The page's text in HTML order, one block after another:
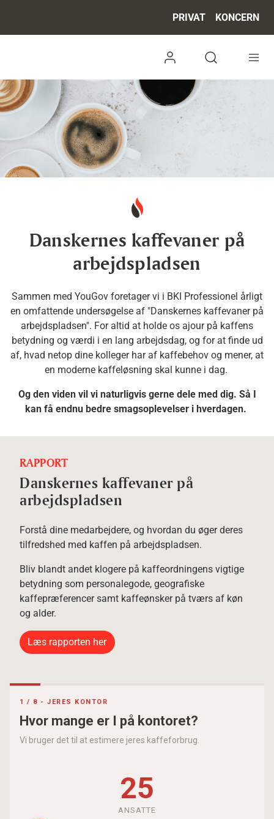
PRIVAT KONCERN
Log ind
Danskernes kaffevaner på
arbejdspladsen
Sammen med YouGov foretager vi i BKI Professionel årligt
en omfattende undersøgelse af "Danskernes kaffevaner på
arbejdspladsen". For altid at holde os ajour på kaffens
betydning og værdi i en lang arbejdsdag, og for at finde ud
af, hvad netop dine kolleger har af kaffebehov og mener, at
en moderne kaffeløsning skal kunne i dag.
Og den viden vil vi naturligvis gerne dele med dig. Så I
kan få endnu bedre smagsoplevelser i hverdagen.
RAPPORT
Danskernes kaffevaner på
arbejdspladsen
Forstå dine medarbejdere, og hvordan du øger deres
tilfredshed med kaffen på arbejdspladsen.
Bliv blandt andet klogere på kaffeordningens vigtige
betydning som personalegode, geografiske
kaffepræferencer samt kaffeønsker på tværs af køn
og alder.
Læs rapporten her